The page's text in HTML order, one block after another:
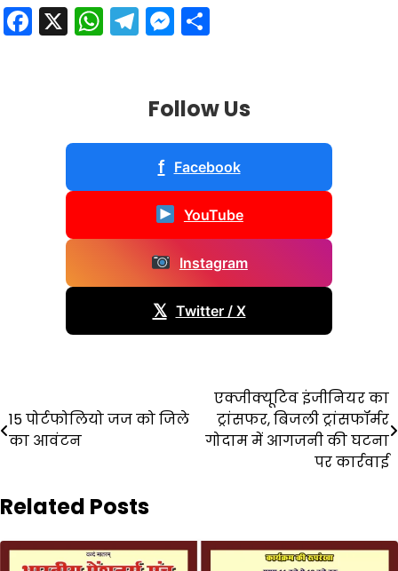
Facebook
X WhatsApp
Telegram
Messenger
Follow Us
f Facebook
YouTube
Instagram
𝕏 Twitter / X
Post
navigation
15 पोर्टफोलियो जज को जिले
का आवंटन
एक्जीक्यूटिव इंजीनियर का
ट्रांसफर, बिजली ट्रांसफॉर्मर
गोदाम में आगजनी की घटना
पर कार्रवाई
Related Posts